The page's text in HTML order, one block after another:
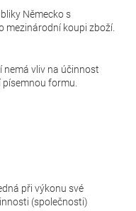
Německo s
mezinárodní koupi zboží.
nemá vliv na účinnost
formu.
při výkonu své
(společnosti)